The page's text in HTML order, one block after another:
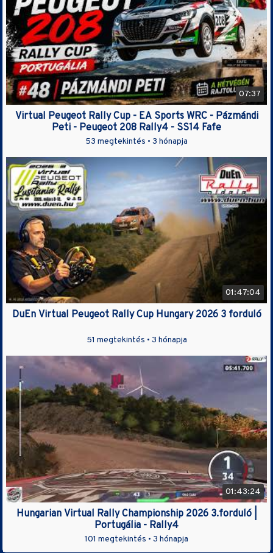
07:37
Virtual Peugeot Rally Cup - EA Sports WRC - Pázmándi
Peti - Peugeot 208 Rally4 - SS14 Fafe
53 megtekintés • 3 hónapja
01:47:04
DuEn Virtual Peugeot Rally Cup Hungary 2026 3 forduló
51 megtekintés • 3 hónapja
01:43:24
Hungarian Virtual Rally Championship 2026 3.forduló |
Portugália - Rally4
101 megtekintés • 3 hónapja